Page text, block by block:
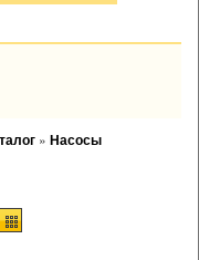
» Насосы